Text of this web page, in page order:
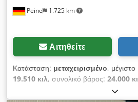
Peine 1.725 km
Αιτηθείτε
Κατάσταση: μεταχειρισμένο,
19.510 κιλ, συνολικό βάρος: 24.000
11/2007